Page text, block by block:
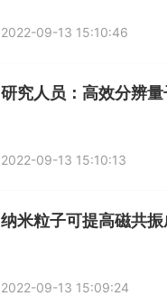
2022-09-13 15:10:46
研究人员：高效分辨
2022-09-13 15:10:13
2022-09-13 15:09:24